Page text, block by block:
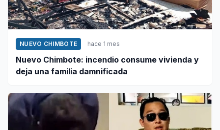
NUEVO CHIMBOTE hace 1 mes
Nuevo Chimbote: incendio consume vivienda y
deja una familia damnificada